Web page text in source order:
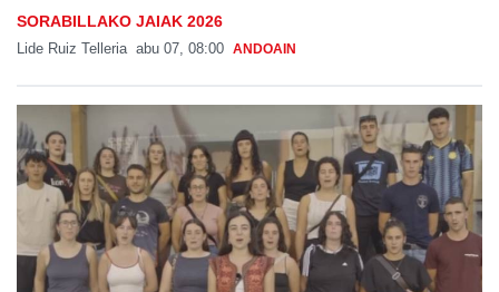
SORABILLAKO JAIAK 2026
Lide Ruiz Telleria abu 07, 08:00 ANDOAIN